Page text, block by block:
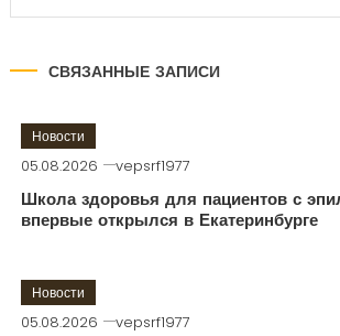
СВЯЗАННЫЕ ЗАПИСИ
Новости
05.08.2026 vepsrf1977
Школа здоровья для пациентов с
впервые открылся в Екатеринбурге
Новости
05.08.2026 vepsrf1977